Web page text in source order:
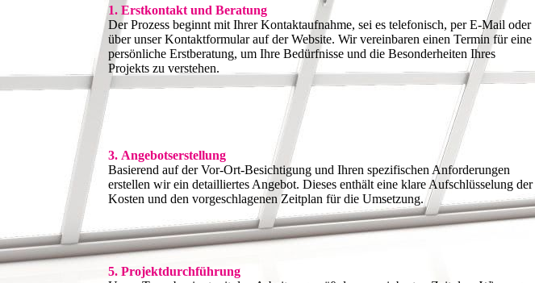
1. Erstkontakt und Beratung
Der Prozess beginnt mit Ihrer Kontaktaufnahme, sei es telefonisch, per E-Mail oder
über unser Kontaktformular auf der Website. Wir vereinbaren einen Termin für eine
persönliche Erstberatung, um Ihre Bedürfnisse und die Besonderheiten Ihres
Projekts zu verstehen.
3. Angebotserstellung
Basierend auf der Vor-Ort-Besichtigung und Ihren spezifischen Anforderungen
erstellen wir ein detailliertes Angebot. Dieses enthält eine klare Aufschlüsselung der
Kosten und den vorgeschlagenen Zeitplan für die Umsetzung.
5. Projektdurchführung